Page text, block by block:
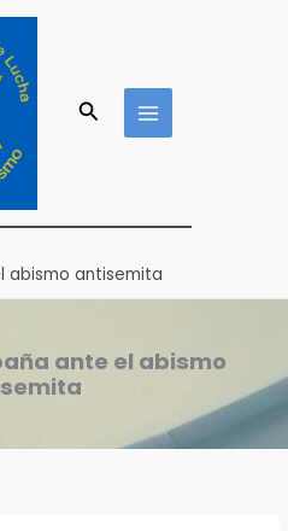
Buscar
abismo antisemita
ante el abismo